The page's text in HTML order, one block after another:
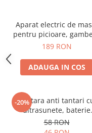
Aparat electric de
pentru picioare,
brate
189 RON
ADAUGA IN COS
-20%
Bratara anti tantari
ultrasunete, baterie
reincarcabila 90mAh
58 RON